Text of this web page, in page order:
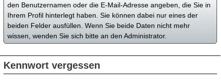
den Benutzernamen oder die E-Mail-Adresse angeben, die Sie in
Ihrem Profil hinterlegt haben. Sie können dabei nur eines der
beiden Felder ausfüllen. Wenn Sie beide Daten nicht mehr
wissen, wenden Sie sich bitte an den Administrator.
Kennwort vergessen